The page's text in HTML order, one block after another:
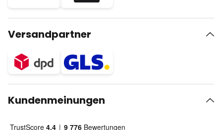
Versandpartner
Kundenmeinungen